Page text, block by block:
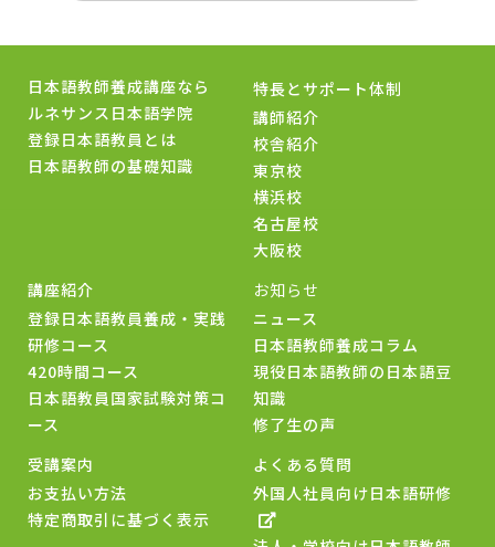
日本語教師養成講座なら
ルネサンス日本語学院
登録日本語教員とは
日本語教師の基礎知識
特長とサポート体制
講師紹介
校舎紹介
東京校
横浜校
名古屋校
大阪校
講座紹介
登録日本語教員養成・実践
研修コース
420時間コース
日本語教員国家試験対策コ
ース
お知らせ
ニュース
日本語教師養成コラム
現役日本語教師の日本語豆
知識
修了生の声
受講案内
お支払い方法
特定商取引に基づく表示
よくある質問
外国人社員向け日本語研修